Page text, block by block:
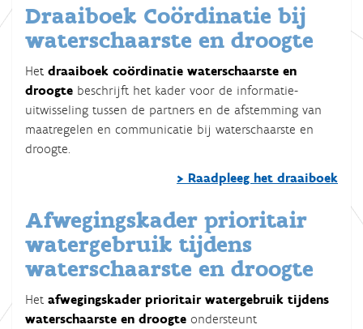
Draaiboek Coördinatie bij
waterschaarste en droogte
Het draaiboek coördinatie waterschaarste en
droogte beschrijft het kader voor de informatie-
uitwisseling tussen de partners en de afstemming van
maatregelen en communicatie bij waterschaarste en
droogte.
> Raadpleeg het draaiboek
Afwegingskader prioritair
watergebruik tijdens
waterschaarste en droogte
Het afwegingskader prioritair watergebruik tijdens
waterschaarste en droogte ondersteunt